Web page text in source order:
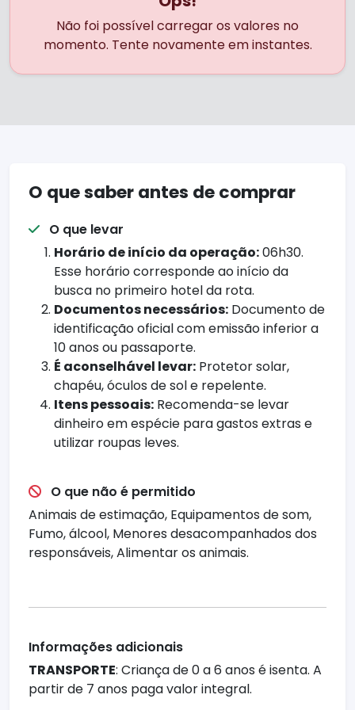
Não foi possível carregar os valores no
momento. Tente novamente em instantes.
O que saber antes de comprar
O que levar
Horário de início da operação:06h30.
Esse horário corresponde ao início da
busca no primeiro hotel da rota.
Documentos necessários: Documento de
identificação oficial com emissão inferior a
10 anos ou passaporte.
É aconselhável levar: Protetor solar,
chapéu, óculos de sol e repelente.
Itens pessoais: Recomenda-se levar
dinheiro em espécie para gastos extras e
utilizar roupas leves.
O que não é permitido
Animais de estimação, Equipamentos de som,
Fumo, álcool, Menores desacompanhados dos
responsáveis, Alimentar os animais.
Informações adicionais
TRANSPORTE: Criança de 0 a 6 anos é isenta. A
partir de 7 anos paga valor integral.